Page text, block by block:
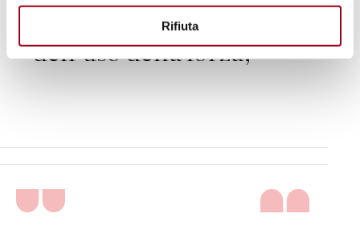
Rifiuta
3. principio del divieto
dell’uso della forza;